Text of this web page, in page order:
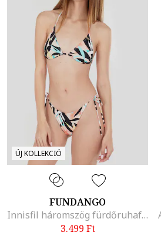
ÚJ KOLLEKCIÓ
FUNDANGO
Innisfil háromszög fürdőruhafelső kivehető párnázással, Fekete/Jégkék/Púderrózsaszín
3.499 Ft